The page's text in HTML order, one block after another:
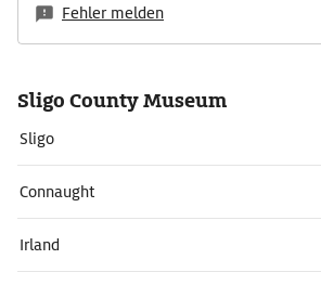
Fehler melden
Sligo County Museum
Sligo
Connaught
Irland